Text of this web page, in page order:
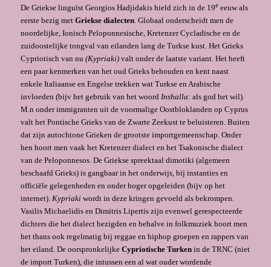
De Griekse linguïst Georgios Hadjidakis hield zich in de 19eeeuw als
eerste bezig met Griekse dialecten. Globaal onderscheidt men de
noordelijke, Ionisch Peloponnesische, Kretenzer Cycladische en de
zuidoostelijke tongval van eilanden lang de Turkse kust. Het Grieks
Cypriotisch van nu (Kypriaki)valt onder de laatste variant. Het heeft
een paar kenmerken van het oud Grieks behouden en kent naast
enkele Italiaanse en Engelse trekken wat Turkse en Arabische
invloeden (bijv het gebruik van het woord Inshalla: als god het wil).
M.n onder immigranten uit de voormalige Oostbloklanden op Cyprus
valt het Pontische Grieks van de Zwarte Zeekust te beluisteren. Buiten
dat zijn autochtone Grieken de grootste importgemeenschap. Onder
hen hoort men vaak het Kretenzer dialect en het Tsakonische dialect
van de Peloponnesos. De Griekse spreektaal dimotiki (algemeen
beschaafd Grieks) is gangbaar in het onderwijs, bij instanties en
officiële gelegenheden en onder hoger opgeleiden (bijv op het
internet). Kypriaki wordt in deze kringen gevoeld als bekrompen.
Vasilis Michaelidis en Dimitris Lipertis zijn evenwel gerespecteerde
dichters die het dialect bezigden en behalve in folkmuziek hoort men
het thans ook regelmatig bij reggae en hiphop groepen en rappers van
het eiland. De oorspronkelijke Cypriotische Turkenin de TRNC (niet
de import Turken), die intussen een al wat ouder wordende